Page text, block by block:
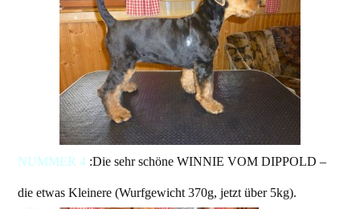
NUMMER 4 :Die sehr schöne WINNIE VOM DIPPOLD –
die etwas Kleinere (Wurfgewicht 370g, jetzt über 5kg).